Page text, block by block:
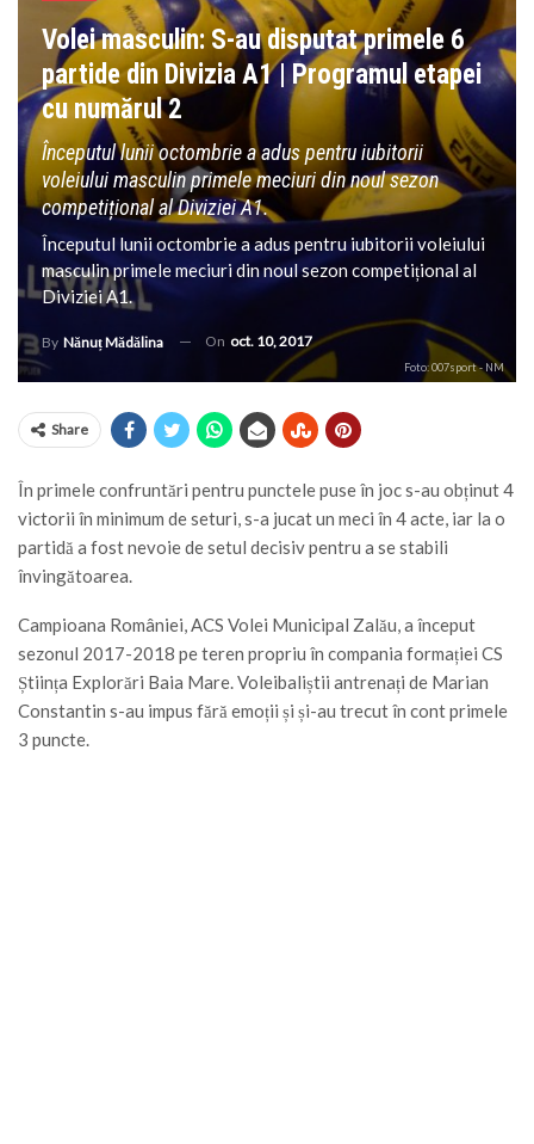
Volei masculin: S-au disputat primele 6
partide din Divizia A1 | Programul etapei
cu numărul 2
Începutul lunii octombrie a adus pentru iubitorii
voleiului masculin primele meciuri din noul sezon
competițional al Diviziei A1.
Începutul lunii octombrie a adus pentru iubitorii voleiului
masculin primele meciuri din noul sezon competițional al
Diviziei A1.
By Nănuț Mădălina On oct. 10, 2017
Foto: 007sport - NM
Share
În primele confruntări pentru punctele puse în joc s-au obținut 4
victorii în minimum de seturi, s-a jucat un meci în 4 acte, iar la o
partidă a fost nevoie de setul decisiv pentru a se stabili
învingătoarea.
Campioana României, ACS Volei Municipal Zalău, a început
sezonul 2017-2018 pe teren propriu în compania formației CS
Știința Explorări Baia Mare. Voleibaliștii antrenați de Marian
Constantin s-au impus fără emoții și și-au trecut în cont primele
3 puncte.